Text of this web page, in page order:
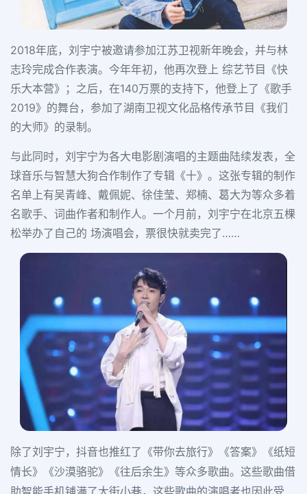
2018年底，刘宇宁被邀请参加江苏卫视新年晚会，并与林
志玲完成合作表演。今年年初，他再次登上 综艺节目《快
乐大本营》；之后，在140万票的支持下，他登上了《歌手
2019》的舞台，参加了湖南卫视文化品格传承节目《我们
的大师》的录制。
与此同时，刘宇宁为各大电影剧演唱的主题曲陆续发表，全
球音乐与智慧大狗合作制作了专辑《十》。这张专辑的制作
名单上有吴青峰、戴佩妮、徐佳莹、郑楠、葛大为等众多着
名歌手、词曲作者和制作人。一个月前，刘宇宁在北京五棵
松举办了自己的 场演唱会，票很快就卖完了……
除了刘宇宁，抖音也推红了《带你去旅行》《答案》《纸短
情长》《沙漠骆驼》《往后余生》等众多歌曲。这些歌曲借
助智能手机铺满了大街小巷，这些歌曲的演唱者也因此受